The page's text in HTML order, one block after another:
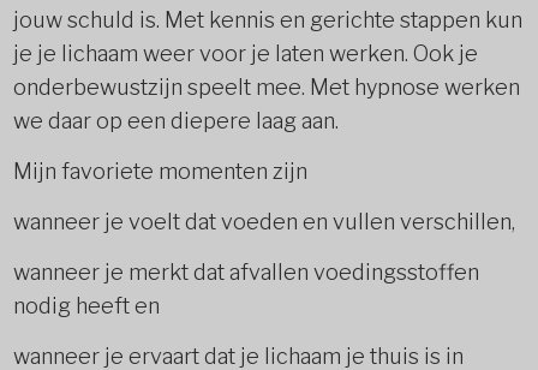
jouw schuld is. Met kennis en gerichte stappen kun
je je lichaam weer voor je laten werken. Ook je
onderbewustzijn speelt mee. Met hypnose werken
we daar op een diepere laag aan.
Mijn favoriete momenten zijn
wanneer je voelt dat voeden en vullen verschillen,
wanneer je merkt dat afvallen voedingsstoffen
nodig heeft en
wanneer je ervaart dat je lichaam je thuis is in